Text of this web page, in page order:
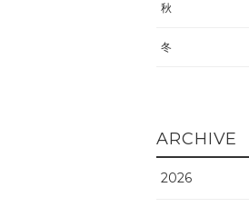
秋
冬
ARCHIVE
2026